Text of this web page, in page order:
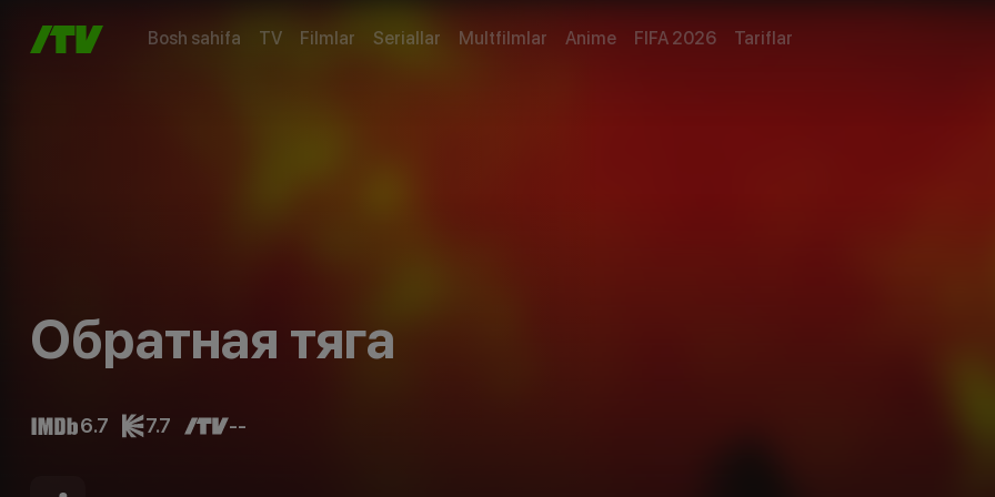
Bosh sahifa TV Filmlar Seriallar Multfilmlar Anime FIFA 2026 Tariflar
Обратная тяга
6.7 7.7 --